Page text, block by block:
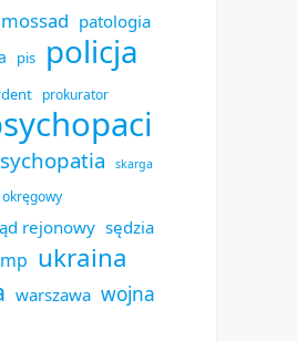
mossad patologia
pis policja
prokurator
skarga
rejonowy sędzia
ukraina
warszawa wojna